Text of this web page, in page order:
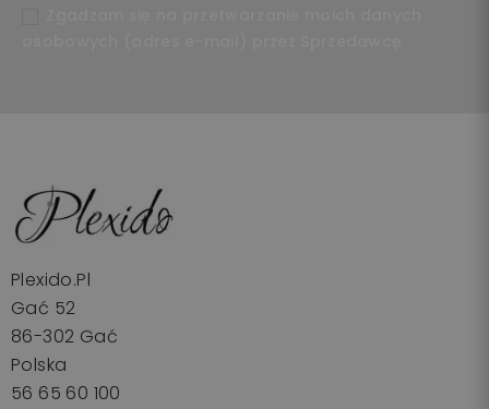
Plexido.pl
Gać 52
86-302 Gać
Polska
56 65 60 100